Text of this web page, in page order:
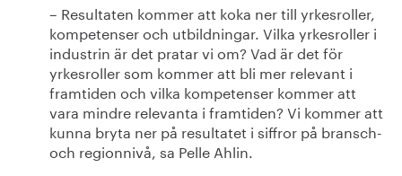
– Resultaten kommer att koka ner till yrkesroller,
kompetenser och utbildningar. Vilka yrkesroller i
industrin är det pratar vi om? Vad är det för
yrkesroller som kommer att bli mer relevant i
framtiden och vilka kompetenser kommer att
vara mindre relevanta i framtiden? Vi kommer att
kunna bryta ner på resultatet i siffror på bransch-
och regionnivå, sa Pelle Ahlin.